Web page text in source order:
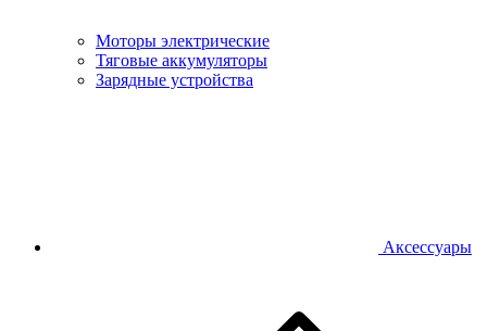
Моторы электрические
Тяговые аккумуляторы
Зарядные устройства
Аксессуары